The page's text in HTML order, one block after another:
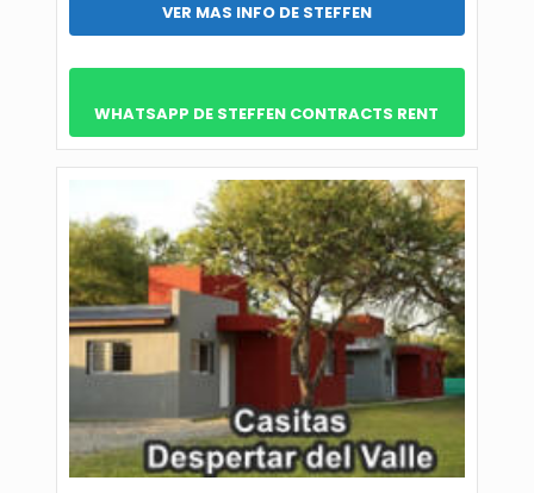
VER MAS INFO DE STEFFEN
WHATSAPP DE STEFFEN CONTRACTS RENT